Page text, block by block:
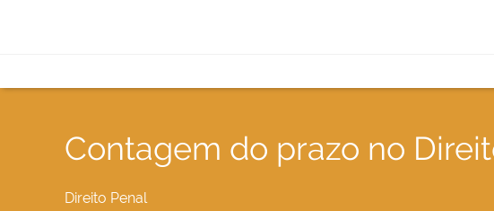
Contagem do prazo no
Direito Penal